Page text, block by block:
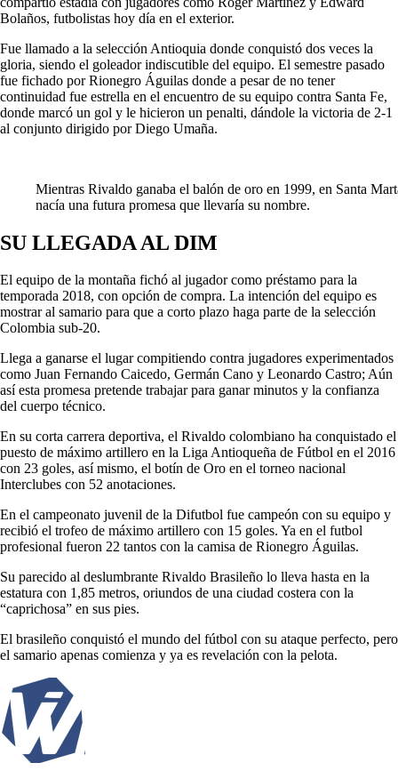
Bolaños, futbolistas hoy día en el exterior.
Fue llamado a la selección Antioquia donde conquistó dos veces la
gloria, siendo el goleador indiscutible del equipo. El semestre pasado
fue fichado por Rionegro Águilas donde a pesar de no tener
continuidad fue estrella en el encuentro de su equipo contra Santa Fe,
donde marcó un gol y le hicieron un penalti, dándole la victoria de 2-1
al conjunto dirigido por Diego Umaña.
Mientras Rivaldo ganaba el balón de oro en 1999, en Santa
nacía una futura promesa que llevaría su nombre.
SU LLEGADA AL DIM
El equipo de la montaña fichó al jugador como préstamo para la
temporada 2018, con opción de compra. La intención del equipo es
mostrar al samario para que a corto plazo haga parte de la selección
Colombia sub-20.
Llega a ganarse el lugar compitiendo contra jugadores experimentados
como Juan Fernando Caicedo, Germán Cano y Leonardo Castro; Aún
así esta promesa pretende trabajar para ganar minutos y la confianza
del cuerpo técnico.
En su corta carrera deportiva, el Rivaldo colombiano ha conquistado el
puesto de máximo artillero en la Liga Antioqueña de Fútbol en el 2016
con 23 goles, así mismo, el botín de Oro en el torneo nacional
Interclubes con 52 anotaciones.
En el campeonato juvenil de la Difutbol fue campeón con su equipo y
recibió el trofeo de máximo artillero con 15 goles. Ya en el futbol
profesional fueron 22 tantos con la camisa de Rionegro Águilas.
Su parecido al deslumbrante Rivaldo Brasileño lo lleva hasta en la
estatura con 1,85 metros, oriundos de una ciudad costera con la
“caprichosa” en sus pies.
El brasileño conquistó el mundo del fútbol con su ataque perfecto, pero
el samario apenas comienza y ya es revelación con la pelota.